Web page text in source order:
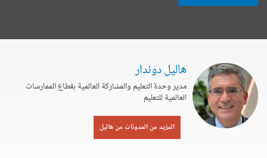
هاليل دوندار
مدير وحدة التعليم والمشاركة العالمية بقطاع الممارسات
العالمية للتعليم
المزيد من المدونات من هاليل